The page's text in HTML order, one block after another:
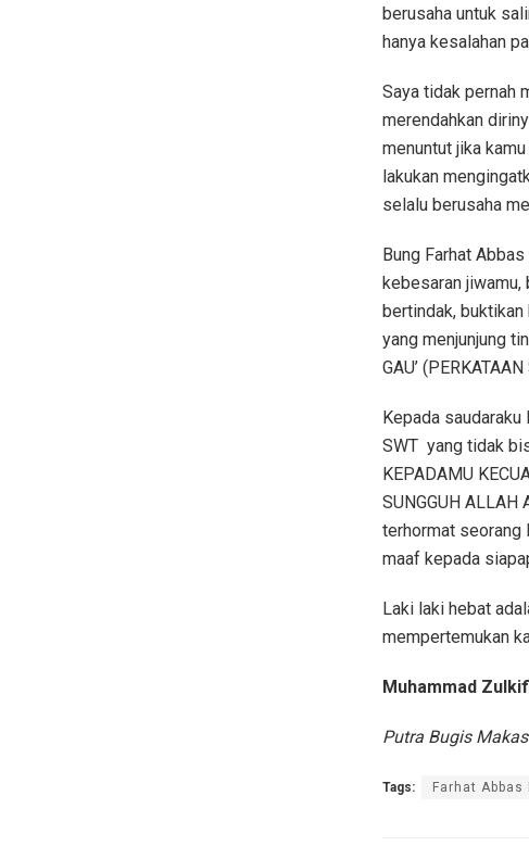
berusaha untuk
hanya kesalahan
Saya tidak pernah
merendahkan
menuntut jika
lakukan
selalu berusaha
Bung Farhat
kebesaran jiwamu,
bertindak,
yang menjunjung
GAU’
Kepada saudaraku
SWT yang tidak
KEPADAMU
SUNGGUH
terhormat seorang
maaf kepada
Laki laki hebat
mempertemukan
Muhammad
Putra Bugis
Tags: Farhat Abbas